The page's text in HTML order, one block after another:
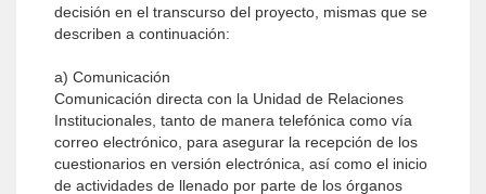
decisión en el transcurso del proyecto, mismas que se
describen a continuación:
a) Comunicación
Comunicación directa con la Unidad de Relaciones
Institucionales, tanto de manera telefónica como vía
correo electrónico, para asegurar la recepción de los
cuestionarios en versión electrónica, así como el inicio
de actividades de llenado por parte de los órganos